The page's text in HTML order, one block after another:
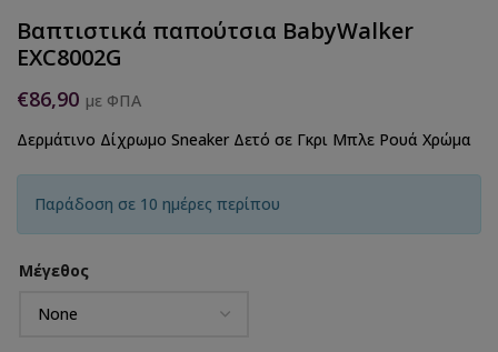
Βαπτιστικά παπούτσια BabyWalker
EXC8002G
€86,90 με ΦΠΑ
Δερμάτινο Δίχρωμο Sneaker Δετό σε Γκρι Μπλε Ρουά Χρώμα
Παράδοση σε 10 ημέρες περίπου
Μέγεθος